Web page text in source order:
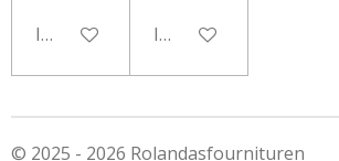
In winkelwagenIn winkelwagen
© 2025 - 2026 Rolandasfournituren